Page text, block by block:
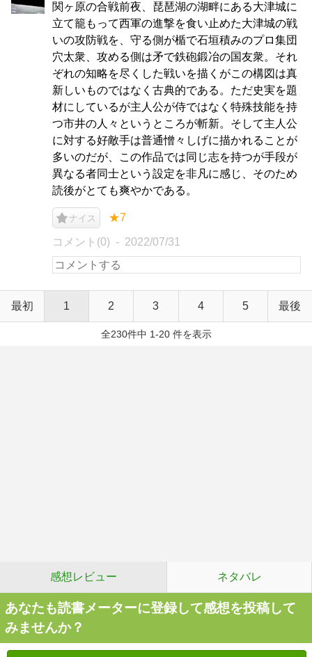
関ヶ原の合戦前夜、琵琶湖の湖畔にある大津城に
立て籠もって西軍の進撃を食い止めた大津城の戦
いの攻防戦を、守る側が楯で石垣積みのプロ集団
穴太衆、攻める側は矛で鉄砲鍛冶の国友衆。それ
ぞれの知略を尽くした戦いを描くがこの構図は真
新しいものではなく古典的である。ただ史実を題
材にしているが主人公が侍ではなく特殊技能を持
つ市井の人々というところが斬新。そして主人公
に対する好敵手は普通憎々しげに描かれることが
多いのだが、この作品では同じ志を持つが手段が
異なる者同士という設定を非凡に感じ、そのため
読後がとても爽やかである。
ナイス ★7
コメント(0) 2022/07/31
最初 1 2 3 4 5 最後
全230件中 1-20 件を表示
感想レビュー ネタバレ
あなたも読書メーターに登録して感想を投稿して
みませんか？